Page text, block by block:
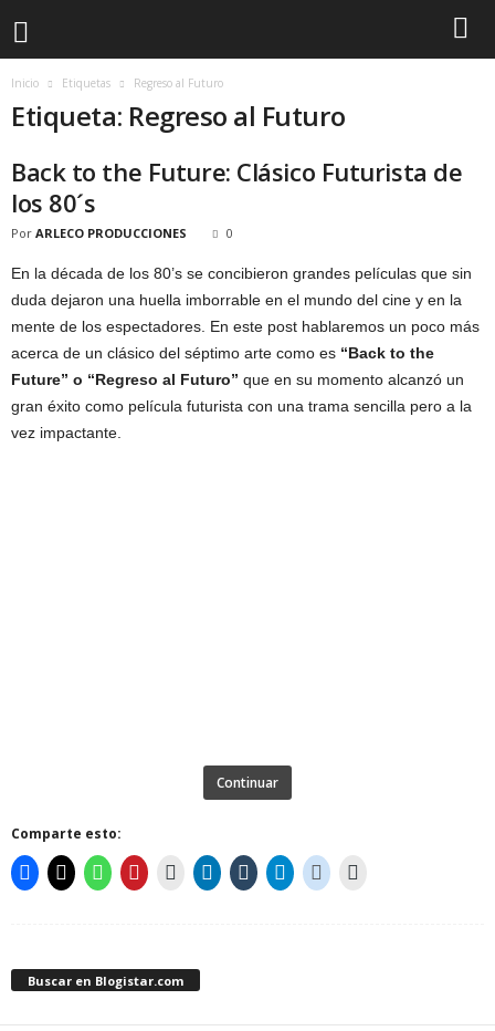
Inicio Etiquetas Regreso al Futuro
Etiqueta: Regreso al Futuro
Back to the Future: Clásico Futurista de
los 80´s
Por ARLECO PRODUCCIONES 0
En la década de los 80’s se concibieron grandes películas que sin
duda dejaron una huella imborrable en el mundo del cine y en la
mente de los espectadores. En este post hablaremos un poco más
acerca de un clásico del séptimo arte como es “Back to the
Future” o “Regreso al Futuro” que en su momento alcanzó un
gran éxito como película futurista con una trama sencilla pero a la
vez impactante.
Continuar
Comparte esto:
Buscar en Blogistar.com